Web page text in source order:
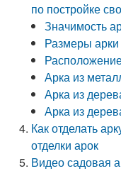
по постройке
Значимость
Размеры арки
Арка из
Арка из
Арка из
Как отделать
отделки арок
Видео садовая